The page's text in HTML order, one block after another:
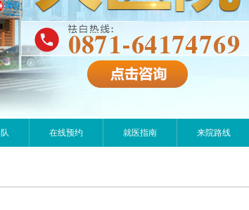
在线预约 就医指南 来院路线